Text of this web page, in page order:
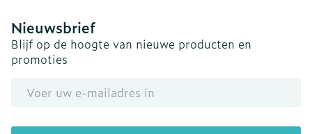
Nieuwsbrief
Blijf op de hoogte van nieuwe producten en
promoties